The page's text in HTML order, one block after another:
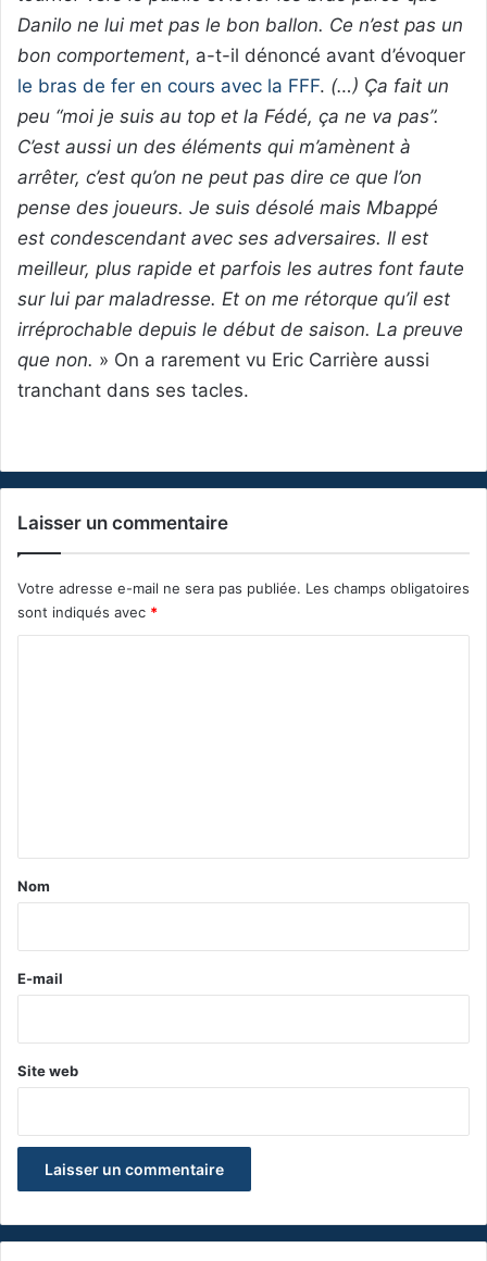
Danilo ne lui met pas le bon ballon. Ce n’est pas un
bon comportement, a-t-il dénoncé avant d’évoquer
le bras de fer en cours avec la FFF. (…) Ça fait un
peu “moi je suis au top et la Fédé, ça ne va pas”.
C’est aussi un des éléments qui m’amènent à
arrêter, c’est qu’on ne peut pas dire ce que l’on
pense des joueurs. Je suis désolé mais Mbappé
est condescendant avec ses adversaires. Il est
meilleur, plus rapide et parfois les autres font faute
sur lui par maladresse. Et on me rétorque qu’il est
irréprochable depuis le début de saison. La preuve
que non. » On a rarement vu Eric Carrière aussi
tranchant dans ses tacles.
Laisser un commentaire
Votre adresse e-mail ne sera pas publiée. Les champs obligatoires
sont indiqués avec *
a
e
Nom
E-mail
Site web